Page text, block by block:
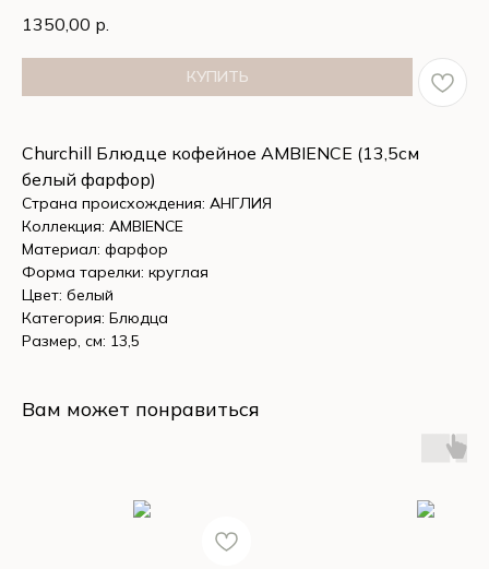
1350,00 р.
КУПИТЬ
Churchill Блюдце кофейное AMBIENCE (13,5см
белый фарфор)
Страна происхождения: АНГЛИЯ
Коллекция: AMBIENCE
Материал: фарфор
Форма тарелки: круглая
Цвет: белый
Категория: Блюдца
Размер, см: 13,5
Вам может понравиться